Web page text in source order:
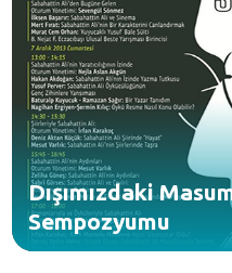
Dışımızdaki
Sempozyumu